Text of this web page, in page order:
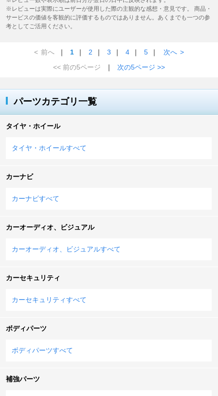
※レビューは実際にユーザーが使用した際の主観的な感想・意見です。 商品・
サービスの価値を客観的に評価するものではありません。あくまでも一つの参
考としてご活用ください。
< 前へ ｜ 1 ｜ 2 ｜ 3 ｜ 4 ｜ 5 ｜ 次へ >
<< 前の5ページ
｜ 次の5ページ >>
パーツカテゴリ一覧
タイヤ・ホイール
タイヤ・ホイールすべて
カーナビ
カーナビすべて
カーオーディオ、ビジュアル
カーオーディオ、ビジュアルすべて
カーセキュリティ
カーセキュリティすべて
ボディパーツ
ボディパーツすべて
補強パーツ